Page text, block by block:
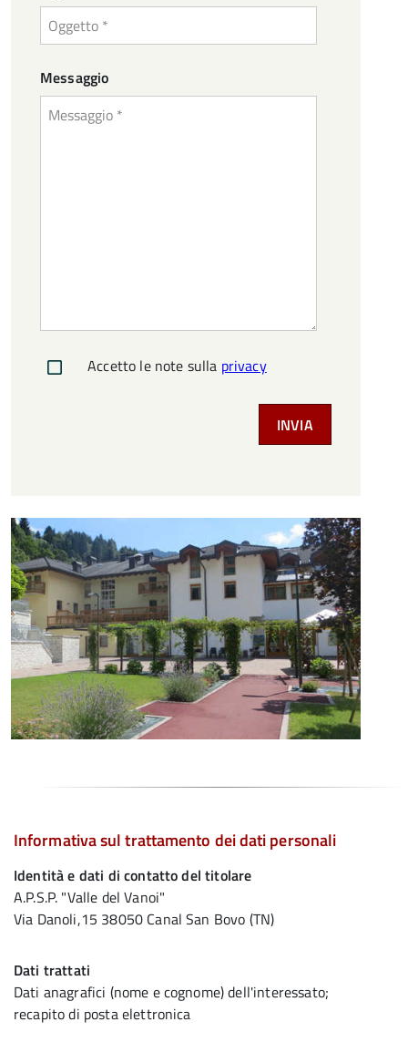
Messaggio
Messaggio
Accetto le note sulla privacy
Informativa sul trattamento dei dati personali
Identità e dati di contatto del titolare
A.P.S.P. "Valle del Vanoi"
Via Danoli,15 38050 Canal San Bovo (TN)
Dati trattati
Dati anagrafici (nome e cognome) dell'interessato;
recapito di posta elettronica